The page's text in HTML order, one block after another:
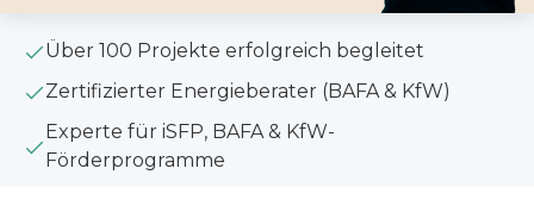
Über 100 Projekte erfolgreich begleitet
Zertifizierter Energieberater (BAFA & KfW)
Experte für iSFP, BAFA & KfW-
Förderprogramme